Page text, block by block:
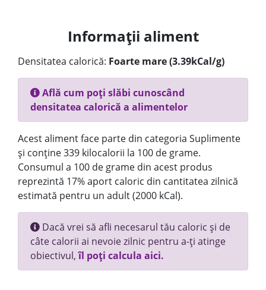
Informații aliment
Densitatea calorică: Foarte mare (3.39kCal/g)
Află cum poți slăbi cunoscând
densitatea calorică a alimentelor
Acest aliment face parte din categoria Suplimente
și conține 339 kilocalorii la 100 de grame.
Consumul a 100 de grame din acest produs
reprezintă 17% aport caloric din cantitatea zilnică
estimată pentru un adult (2000 kCal).
Dacă vrei să afli necesarul tău caloric și de
câte calorii ai nevoie zilnic pentru a-ți atinge
obiectivul,îl poți calcula aici.